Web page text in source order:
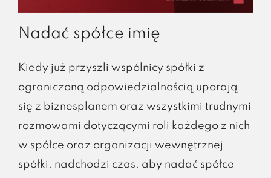
Nadać spółce imię
Kiedy już przyszli wspólnicy spółki z
ograniczoną odpowiedzialnością uporają
się z biznesplanem oraz wszystkimi trudnymi
rozmowami dotyczącymi roli każdego z nich
w spółce oraz organizacji wewnętrznej
spółki, nadchodzi czas, aby nadać spółce